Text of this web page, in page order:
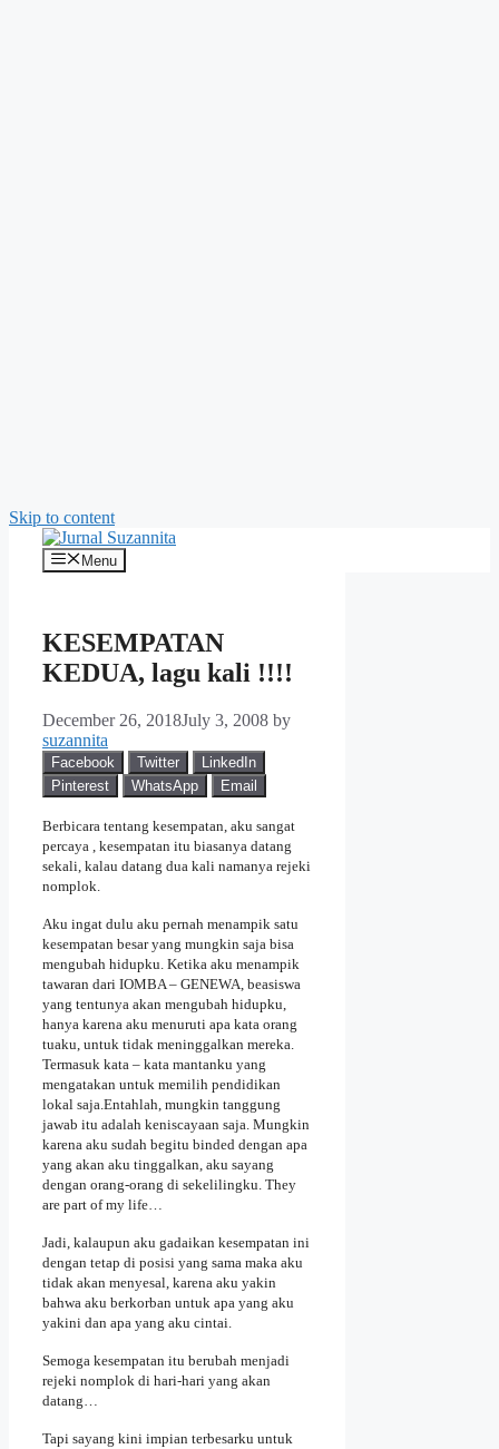
Skip to content
Menu
KESEMPATAN
KEDUA, lagu kali !!!!
December 26, 2018July 3, 2008 by
suzannita
Facebook Twitter
LinkedIn
Pinterest
WhatsApp Email
Berbicara tentang kesempatan, aku sangat
percaya , kesempatan itu biasanya datang
sekali, kalau datang dua kali namanya rejeki
nomplok.
Aku ingat dulu aku pernah menampik satu
kesempatan besar yang mungkin saja bisa
mengubah hidupku. Ketika aku menampik
tawaran dari IOMBA – GENEWA, beasiswa
yang tentunya akan mengubah hidupku,
hanya karena aku menuruti apa kata orang
tuaku, untuk tidak meninggalkan mereka.
Termasuk kata – kata mantanku yang
mengatakan untuk memilih pendidikan
lokal saja.Entahlah, mungkin tanggung
jawab itu adalah keniscayaan saja. Mungkin
karena aku sudah begitu binded dengan apa
yang akan aku tinggalkan, aku sayang
dengan orang-orang di sekelilingku. They
are part of my life…
Jadi, kalaupun aku gadaikan kesempatan ini
dengan tetap di posisi yang sama maka aku
tidak akan menyesal, karena aku yakin
bahwa aku berkorban untuk apa yang aku
yakini dan apa yang aku cintai.
Semoga kesempatan itu berubah menjadi
rejeki nomplok di hari-hari yang akan
datang…
Tapi sayang kini impian terbesarku untuk